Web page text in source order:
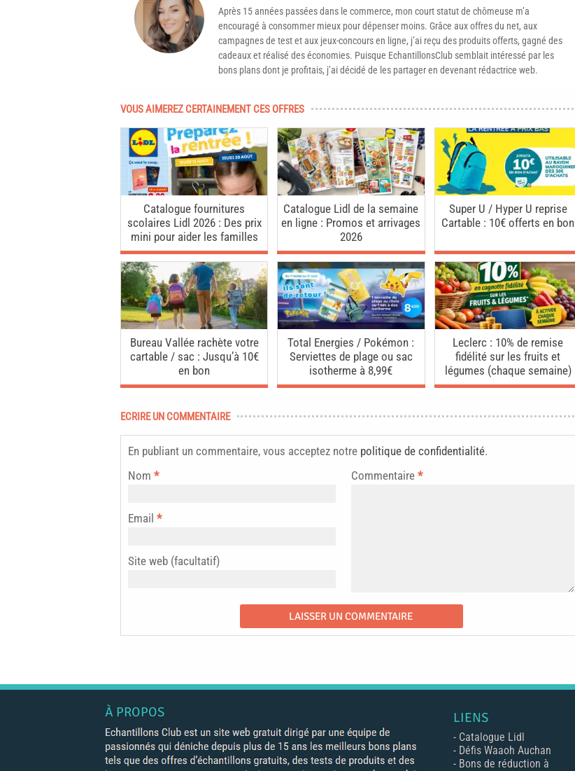
Après 15 années passées dans le commerce, mon court statut de chômeuse m’a
encouragé à consommer mieux pour dépenser moins. Grâce aux offres du net, aux
campagnes de test et aux jeux-concours en ligne, j’ai reçu des produits offerts, gagné des
cadeaux et réalisé des économies. Puisque EchantillonsClub semblait intéressé par les
bons plans dont je profitais, j’ai décidé de les partager en devenant rédactrice web.
VOUS AIMEREZ CERTAINEMENT CES OFFRES
Catalogue fournitures
scolaires Lidl 2026 : Des prix
mini pour aider les familles
Catalogue Lidl de la semaine
en ligne : Promos et arrivages
2026
Super U / Hyper U reprise
Cartable : 10€ offerts en bon
Bureau Vallée rachète votre
cartable / sac : Jusqu’à 10€
en bon
Total Energies / Pokémon :
Serviettes de plage ou sac
isotherme à 8,99€
Leclerc : 10% de remise
fidélité sur les fruits et
légumes (chaque semaine)
ECRIRE UN COMMENTAIRE
En publiant un commentaire, vous acceptez notre politique de confidentialité.
Commentaire *
Nom *
Email *
Site web (facultatif)
À PROPOS LIENS
- Catalogue Lidl
- Défis Waaoh Auchan
- Bons de réduction à